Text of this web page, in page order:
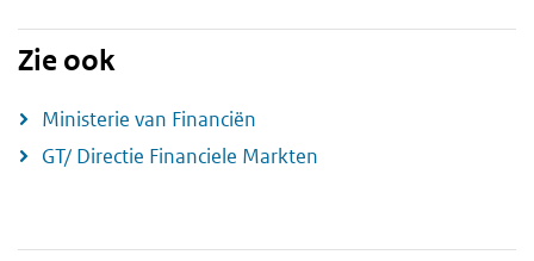
Zie ook
Ministerie van Financiën
GT/ Directie Financiele Markten